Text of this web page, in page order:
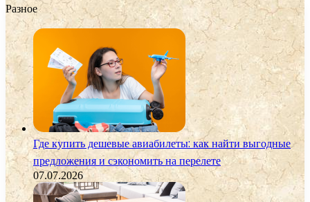
Разное
Где купить дешевые авиабилеты: как найти выгодные
предложения и сэкономить на перелете
07.07.2026